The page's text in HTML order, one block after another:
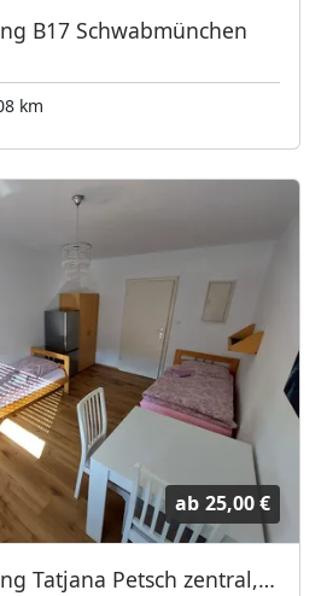
B17 Schwabmünchen
km
ab 25,00 €
Zimmervermietung Tatjana Petsch zentral, Sat Astra und Hot Bird EZ und DZ